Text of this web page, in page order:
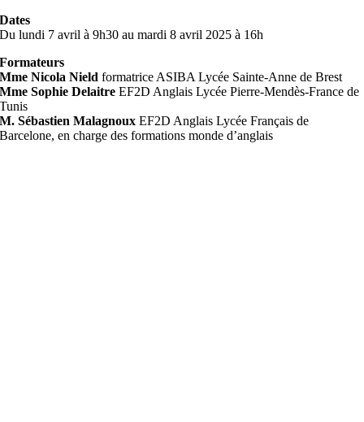
Dates
Du lundi 7 avril à 9h30 au mardi 8 avril 2025 à 16h
Formateurs
Mme Nicola Nield formatrice ASIBA Lycée Sainte-Anne de Brest
Mme Sophie Delaitre EF2D Anglais Lycée Pierre-Mendès-France de
Tunis
M. Sébastien Malagnoux EF2D Anglais Lycée Français de
Barcelone, en charge des formations monde d’anglais